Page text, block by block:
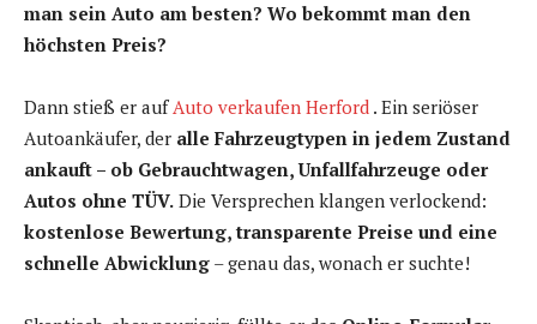
man sein Auto am besten? Wo bekommt man den
höchsten Preis?
Dann stieß er aufAuto verkaufen Herford . Ein seriöser
Autoankäufer, der alle Fahrzeugtypen in jedem Zustand
ankauft – ob Gebrauchtwagen, Unfallfahrzeuge oder
Autos ohne TÜV. Die Versprechen klangen verlockend:
kostenlose Bewertung, transparente Preise und eine
schnelle Abwicklung – genau das, wonach er suchte!